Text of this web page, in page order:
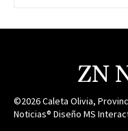
ZN
©2026 Caleta Olivia,
Noticias® Diseño MS